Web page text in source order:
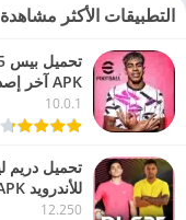
التطبيقات الأكثر مشاهدة
APK آخر إصدار مجاناً
10.0.1
للأندرويد APK مجاناً
12.250